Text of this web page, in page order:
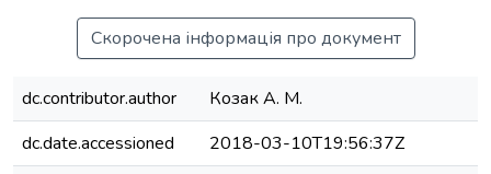
Скорочена інформація про документ
dc.contributor.author
Козак А. М.
dc.date.accessioned
2018-03-10T19:56:37Z